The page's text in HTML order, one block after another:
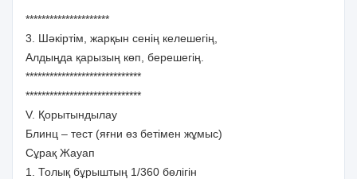
*********************
3. Шәкіртім, жарқын сенің келешегің,
Алдыңда қарызың көп, берешегің.
*****************************
*****************************
V. Қорытындылау
Блинц – тест (яғни өз бетімен жұмыс)
Сұрақ Жауап
1. Толық бұрыштың 1/360 бөлігін